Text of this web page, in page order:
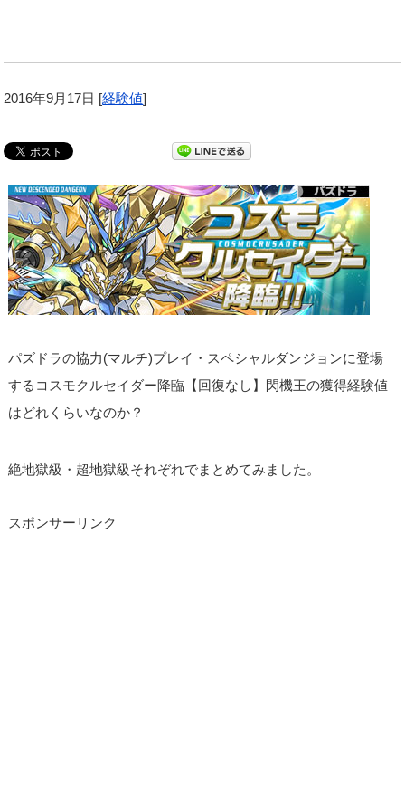
2016年9月17日 [経験値]
パズドラの協力(マルチ)プレイ・スペシャルダンジョンに登場
するコスモクルセイダー降臨【回復なし】閃機王の獲得経験値
はどれくらいなのか？
絶地獄級・超地獄級それぞれでまとめてみました。
スポンサーリンク